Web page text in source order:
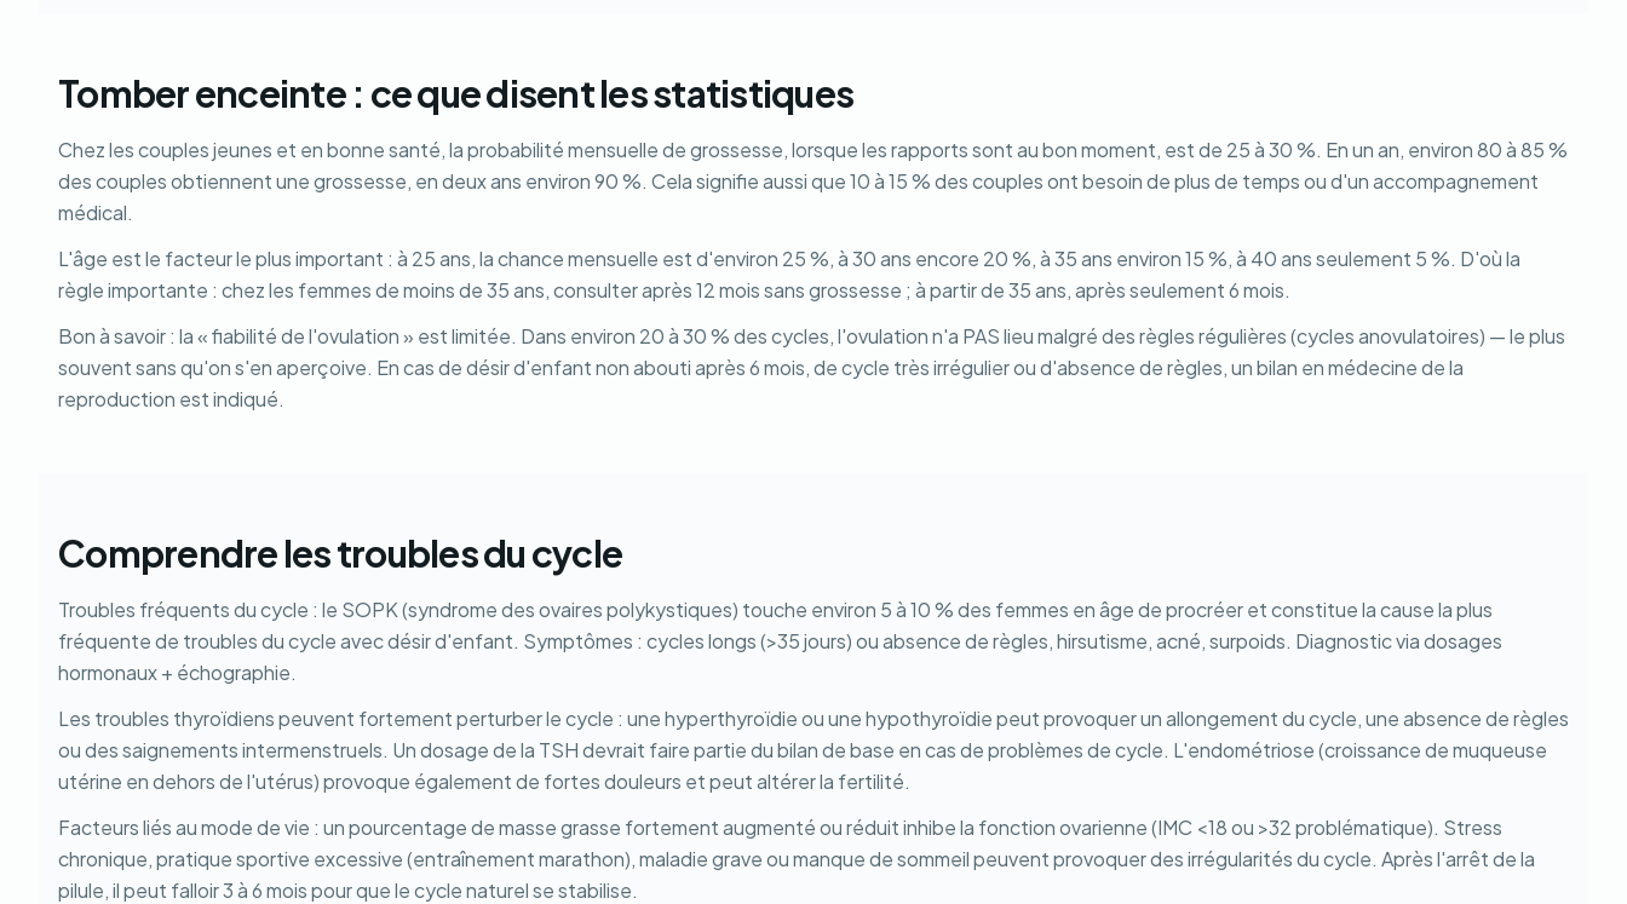
Tomber enceinte : ce que disent les statistiques
Chez les couples jeunes et en bonne santé, la probabilité mensuelle de grossesse, lorsque les rapports sont au bon moment, est de 25 à 30 %. En un an, environ 80 à 85 %
des couples obtiennent une grossesse, en deux ans environ 90 %. Cela signifie aussi que 10 à 15 % des couples ont besoin de plus de temps ou d'un accompagnement
médical.
L'âge est le facteur le plus important : à 25 ans, la chance mensuelle est d'environ 25 %, à 30 ans encore 20 %, à 35 ans environ 15 %, à 40 ans seulement 5 %. D'où la
règle importante : chez les femmes de moins de 35 ans, consulter après 12 mois sans grossesse ; à partir de 35 ans, après seulement 6 mois.
Bon à savoir : la « fiabilité de l'ovulation » est limitée. Dans environ 20 à 30 % des cycles, l'ovulation n'a PAS lieu malgré des règles régulières (cycles anovulatoires) — le plus
souvent sans qu'on s'en aperçoive. En cas de désir d'enfant non abouti après 6 mois, de cycle très irrégulier ou d'absence de règles, un bilan en médecine de la
reproduction est indiqué.
Comprendre les troubles du cycle
Troubles fréquents du cycle : le SOPK (syndrome des ovaires polykystiques) touche environ 5 à 10 % des femmes en âge de procréer et constitue la cause la plus
fréquente de troubles du cycle avec désir d'enfant. Symptômes : cycles longs (>35 jours) ou absence de règles, hirsutisme, acné, surpoids. Diagnostic via dosages
hormonaux + échographie.
Les troubles thyroïdiens peuvent fortement perturber le cycle : une hyperthyroïdie ou une hypothyroïdie peut provoquer un allongement du cycle, une absence de règles
ou des saignements intermenstruels. Un dosage de la TSH devrait faire partie du bilan de base en cas de problèmes de cycle. L'endométriose (croissance de muqueuse
utérine en dehors de l'utérus) provoque également de fortes douleurs et peut altérer la fertilité.
Facteurs liés au mode de vie : un pourcentage de masse grasse fortement augmenté ou réduit inhibe la fonction ovarienne (IMC <18 ou >32 problématique). Stress
chronique, pratique sportive excessive (entraînement marathon), maladie grave ou manque de sommeil peuvent provoquer des irrégularités du cycle. Après l'arrêt de la
pilule, il peut falloir 3 à 6 mois pour que le cycle naturel se stabilise.